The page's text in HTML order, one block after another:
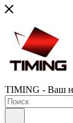
TIMING - Ваш